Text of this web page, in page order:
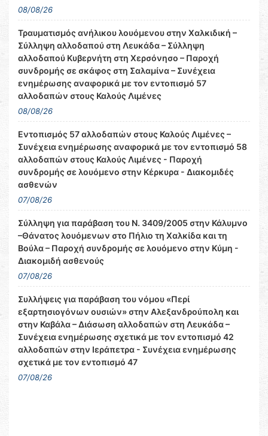
08/08/26
Τραυματισμός ανήλικου λουόμενου στην Χαλκιδική –
Σύλληψη αλλοδαπού στη Λευκάδα – Σύλληψη
αλλοδαπού Κυβερνήτη στη Χερσόνησο – Παροχή
συνδρομής σε σκάφος στη Σαλαμίνα – Συνέχεια
ενημέρωσης αναφορικά με τον εντοπισμό 57
αλλοδαπών στους Καλούς Λιμένες
08/08/26
Εντοπισμός 57 αλλοδαπών στους Καλούς Λιμένες –
Συνέχεια ενημέρωσης αναφορικά με τον εντοπισμό 58
αλλοδαπών στους Καλούς Λιμένες - Παροχή
συνδρομής σε λουόμενο στην Κέρκυρα - Διακομιδές
ασθενών
07/08/26
Σύλληψη για παράβαση του Ν. 3409/2005 στην Κάλυμνο
–Θάνατος λουόμενων στο Πήλιο τη Χαλκίδα και τη
Βούλα – Παροχή συνδρομής σε λουόμενο στην Κύμη -
Διακομιδή ασθενούς
07/08/26
Συλλήψεις για παράβαση του νόμου «Περί
εξαρτησιογόνων ουσιών» στην Αλεξανδρούπολη και
στην Καβάλα – Διάσωση αλλοδαπών στη Λευκάδα –
Συνέχεια ενημέρωσης σχετικά με τον εντοπισμό 42
αλλοδαπών στην Ιεράπετρα - Συνέχεια ενημέρωσης
σχετικά με τον εντοπισμό 47
07/08/26